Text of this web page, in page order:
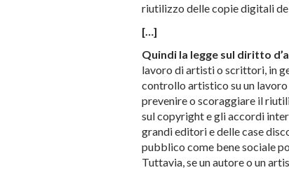
riutilizzo delle copie digitali
[…]
Quindi la legge sul diritto
lavoro di artisti o scrittori, in
controllo artistico su un
prevenire o scoraggiare il
sul copyright e gli accordi
grandi editori e delle case
pubblico come bene sociale
Tuttavia, se un autore o un